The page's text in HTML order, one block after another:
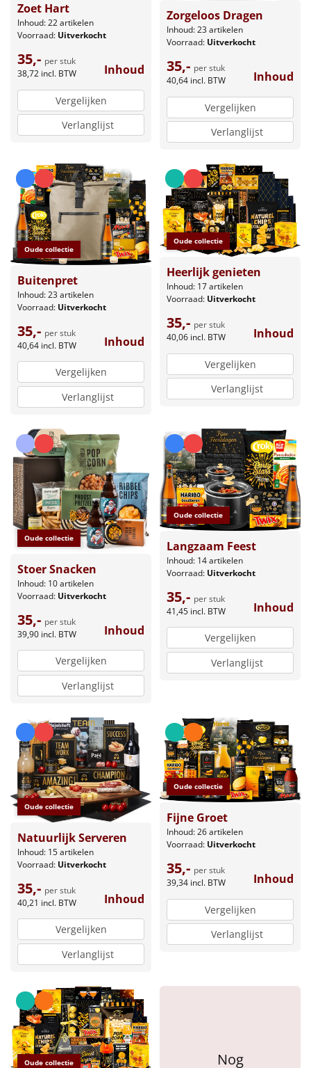
Zoet Hart
Inhoud: 22 artikelen
Voorraad: Uitverkocht
35,- per stuk
38,72 incl. BTW Inhoud
Vergelijken
Verlanglijst
Zorgeloos Dragen
Inhoud: 23 artikelen
Voorraad: Uitverkocht
35,- per stuk
40,64 incl. BTW Inhoud
Vergelijken
Verlanglijst
Oude collectie
Buitenpret
Inhoud: 23 artikelen
Voorraad: Uitverkocht
35,- per stuk
40,64 incl. BTW Inhoud
Vergelijken
Verlanglijst
Oude collectie
Heerlijk genieten
Inhoud: 17 artikelen
Voorraad: Uitverkocht
35,- per stuk
40,06 incl. BTW Inhoud
Vergelijken
Verlanglijst
Oude collectie
Stoer Snacken
Inhoud: 10 artikelen
Voorraad: Uitverkocht
35,- per stuk
39,90 incl. BTW Inhoud
Vergelijken
Verlanglijst
Oude collectie
Langzaam Feest
Inhoud: 14 artikelen
Voorraad: Uitverkocht
35,- per stuk
41,45 incl. BTW Inhoud
Vergelijken
Verlanglijst
Oude collectie
Natuurlijk Serveren
Inhoud: 15 artikelen
Voorraad: Uitverkocht
35,- per stuk
40,21 incl. BTW Inhoud
Vergelijken
Verlanglijst
Oude collectie
Fijne Groet
Inhoud: 26 artikelen
Voorraad: Uitverkocht
35,- per stuk
39,34 incl. BTW Inhoud
Vergelijken
Verlanglijst
Oude collectie Nog